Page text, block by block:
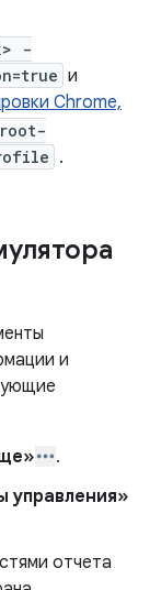
-
и
Chrome,
.
и
.
управления»
отчета